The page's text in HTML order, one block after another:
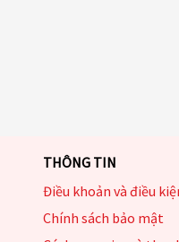
THÔNG TIN
Điều khoản và điều
Chính sách bảo mật